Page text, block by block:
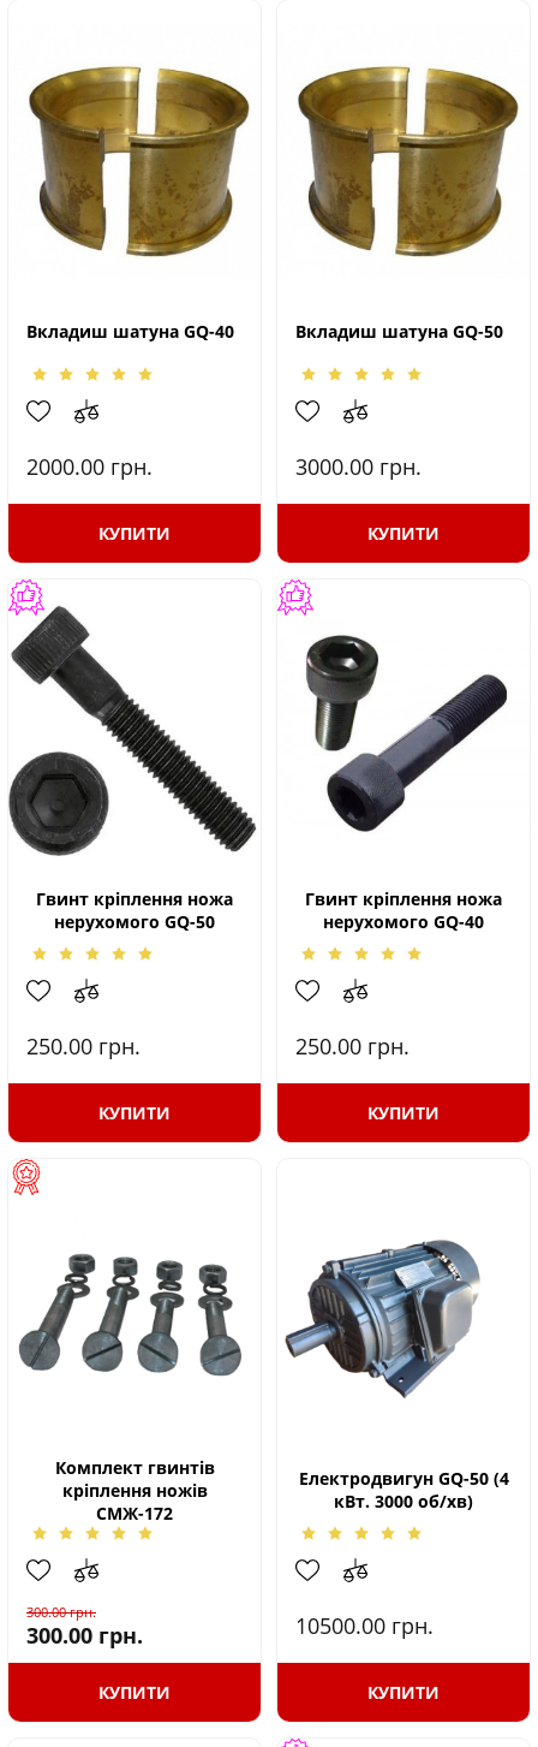
Вкладиш шатуна GQ-40
2000.00 грн.
КУПИТИ
Вкладиш шатуна GQ-50
3000.00 грн.
КУПИТИ
Гвинт кріплення ножа
нерухомого GQ-50
250.00 грн.
КУПИТИ
Гвинт кріплення ножа
нерухомого GQ-40
250.00 грн.
КУПИТИ
Комплект гвинтів
кріплення ножів
СМЖ-172
300.00грн.
300.00 грн.
КУПИТИ
Електродвигун GQ-50 (4
кВт. 3000 об/хв)
10500.00 грн.
КУПИТИ